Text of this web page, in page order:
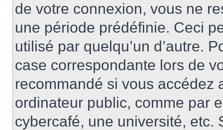
de votre connexion, vous ne
une période prédéfinie. Ceci
utilisé par quelqu’un d’autre.
case correspondante lors de
recommandé si vous accédez
ordinateur public, comme par
cybercafé, une université, etc.